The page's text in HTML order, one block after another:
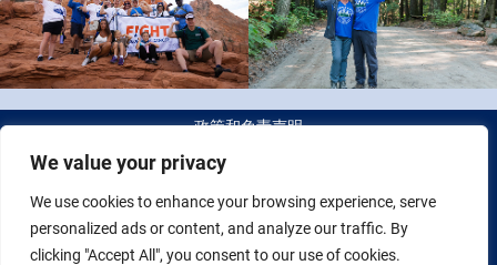
We value your privacy
We use cookies to enhance your browsing experience, serve
personalized ads or content, and analyze our traffic. By
clicking "Accept All", you consent to our use of cookies.
政策和免责声明
© 2026 Fight Colorectal Cancer 版权所有。 税务识别号（Tax
ID）：20-2622550